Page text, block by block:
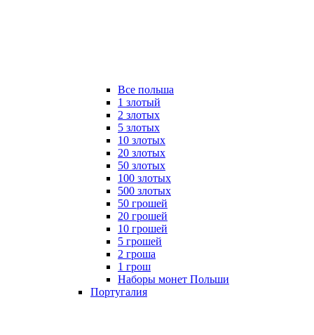
Все польша
1 злотый
2 злотых
5 злотых
10 злотых
20 злотых
50 злотых
100 злотых
500 злотых
50 грошей
20 грошей
10 грошей
5 грошей
2 гроша
1 грош
Наборы монет Польши
Португалия